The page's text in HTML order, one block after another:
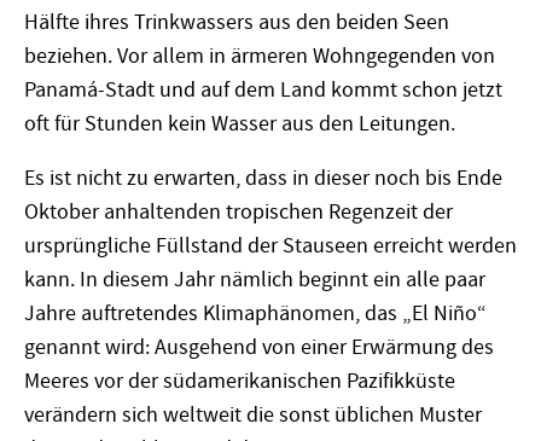
Hälfte ihres Trinkwassers aus den beiden Seen
beziehen. Vor allem in ärmeren Wohngegenden von
Panamá-Stadt und auf dem Land kommt schon jetzt
oft für Stunden kein Wasser aus den Leitungen.
Es ist nicht zu erwarten, dass in dieser noch bis Ende
Oktober anhaltenden tropischen Regenzeit der
ursprüngliche Füllstand der Stauseen erreicht werden
kann. In diesem Jahr nämlich beginnt ein alle paar
Jahre auftretendes Klimaphänomen, das „El Niño“
genannt wird: Ausgehend von einer Erwärmung des
Meeres vor der südamerikanischen Pazifikküste
verändern sich weltweit die sonst üblichen Muster